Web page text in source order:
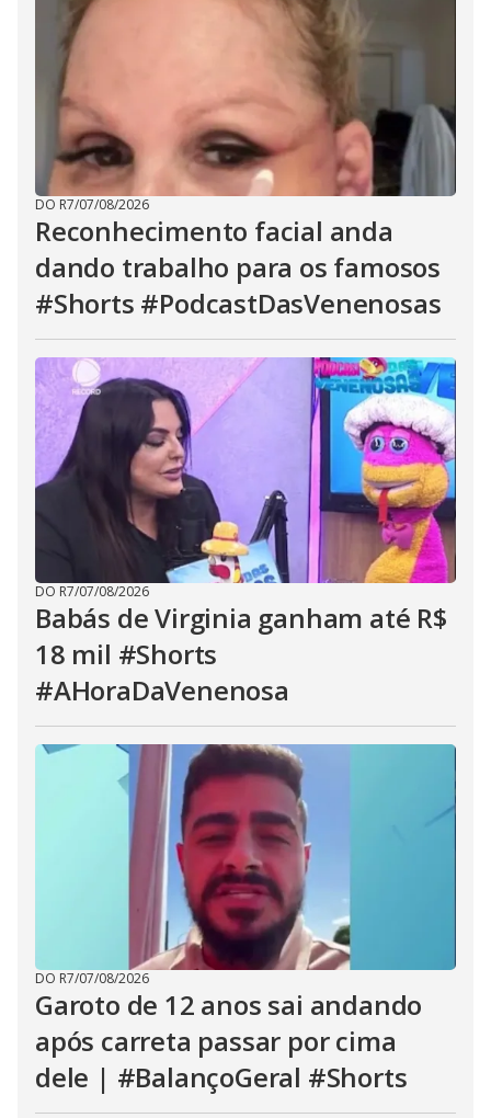
DO R7/07/08/2026
Reconhecimento facial anda
dando trabalho para os famosos
#Shorts #PodcastDasVenenosas
DO R7/07/08/2026
Babás de Virginia ganham até R$
18 mil #Shorts
#AHoraDaVenenosa
DO R7/07/08/2026
Garoto de 12 anos sai andando
após carreta passar por cima
dele | #BalançoGeral #Shorts